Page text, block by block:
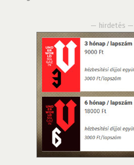
— hirdetés —